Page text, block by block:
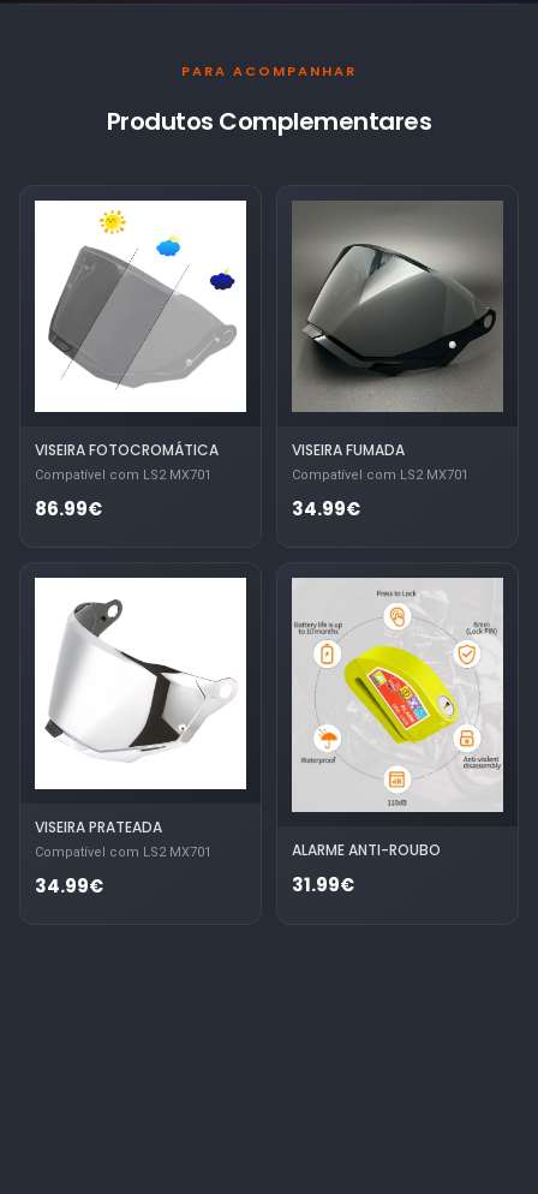
PARA ACOMPANHAR
Produtos Complementares
VISEIRA FOTOCROMÁTICA
Compatível com LS2 MX701
86.99€
VISEIRA FUMADA
Compatível com LS2 MX701
34.99€
VISEIRA PRATEADA
Compatível com LS2 MX701
34.99€
ALARME ANTI-ROUBO
31.99€